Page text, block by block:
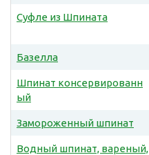
Суфле из Шпината
Базелла
Шпинат консервированн
ый
Замороженный шпинат
Водный шпинат, вареный,